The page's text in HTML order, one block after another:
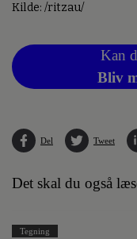
Kilde: /ritzau/
Kan
Bliv
Del Tweet
Det skal du også
Tegning